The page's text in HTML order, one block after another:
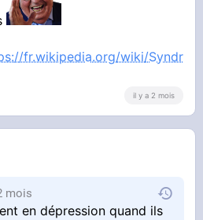
fr.wikipedia.org/wiki/Syndr
il y a 2 mois
mois
en dépression quand ils